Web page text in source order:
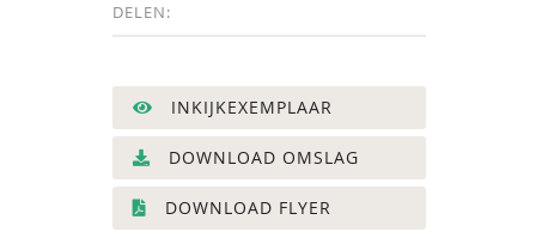
DELEN:
INKIJKEXEMPLAAR
DOWNLOAD OMSLAG
DOWNLOAD FLYER